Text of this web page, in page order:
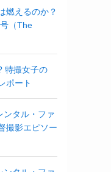
燃えるのか？
（The
特撮女子の
ポート
ンタル・ファ
撮影エピソー